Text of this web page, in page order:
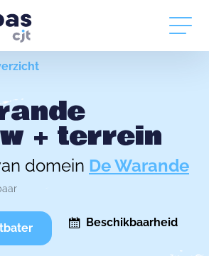
+ terrein
domein De Warande
Beschikbaarheid